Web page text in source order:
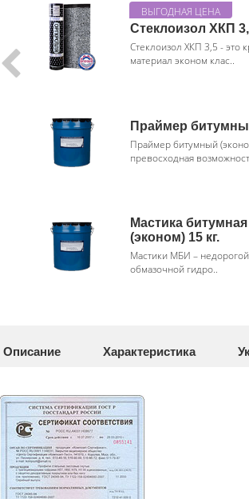
Стеклоизол ХКП
Стеклоизол ХКП 3,5 - это
материал эконом клас..
Праймер
Праймер битумный
превосходная
Мастика
(эконом) 15 кг.
Мастики МБИ –
обмазочной гидро..
Описание Характеристика